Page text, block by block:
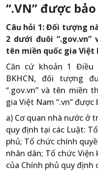
“.VN” được
Câu hỏi 1: Đối tượng
2 dưới đuôi “.gov.vn”
tên miền quốc gia Việt
Căn cứ khoản 1 Điều
BKHCN, đối tượng
“.gov.vn” và tên miền
gia Việt Nam “.vn” được
a) Cơ quan nhà nước ở
quy định tại các Luật:
phủ; Tổ chức chính
nhân dân; Tổ chức
của Chính phủ quy định